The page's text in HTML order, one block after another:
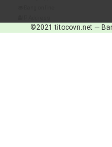
©2021 titocovn.net —